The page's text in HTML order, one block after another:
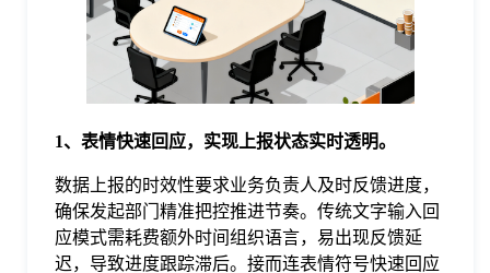
1、表情快速回应，实现上报状态实时透明。
数据上报的时效性要求业务负责人及时反馈进度，
确保发起部门精准把控推进节奏。传统文字输入回
应模式需耗费额外时间组织语言，易出现反馈延
迟，导致进度跟踪滞后。接而连表情符号快速回应